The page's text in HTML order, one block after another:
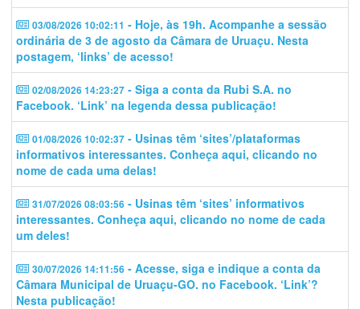
03/08/2026 10:02:11 - Hoje, às 19h. Acompanhe a sessão
ordinária de 3 de agosto da Câmara de Uruaçu. Nesta
postagem, ‘links’ de acesso!
02/08/2026 14:23:27 - Siga a conta da Rubi S.A. no
Facebook. ‘Link’ na legenda dessa publicação!
01/08/2026 10:02:37 - Usinas têm ‘sites’/plataformas
informativos interessantes. Conheça aqui, clicando no
nome de cada uma delas!
31/07/2026 08:03:56 - Usinas têm ‘sites’ informativos
interessantes. Conheça aqui, clicando no nome de cada
um deles!
30/07/2026 14:11:56 - Acesse, siga e indique a conta da
Câmara Municipal de Uruaçu-GO. no Facebook. ‘Link’?
Nesta publicação!